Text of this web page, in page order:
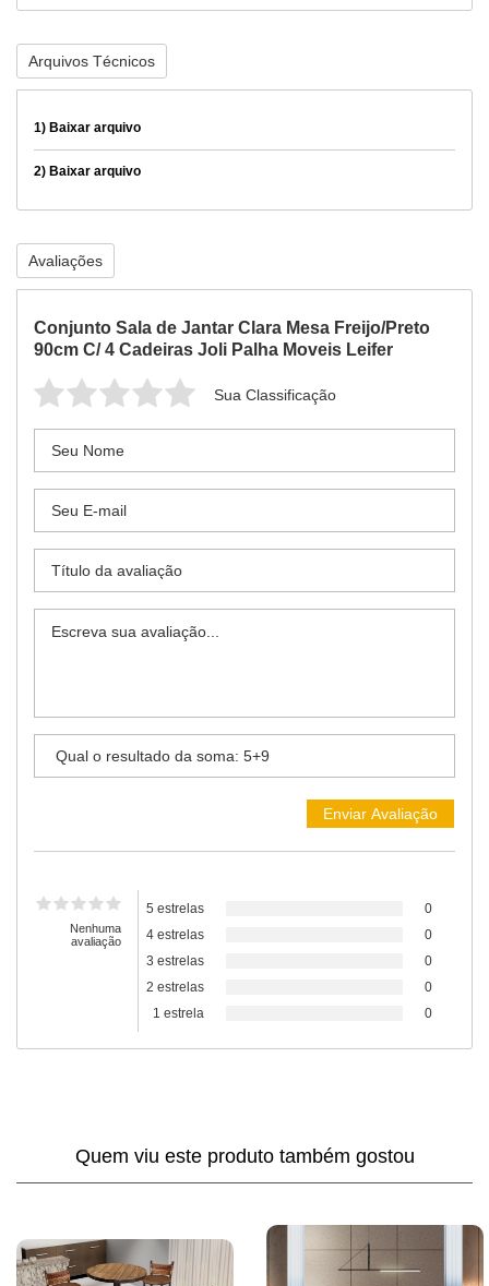
Arquivos Técnicos
1) Baixar arquivo
2) Baixar arquivo
Avaliações
Conjunto Sala de Jantar Clara Mesa Freijo/Preto
90cm C/ 4 Cadeiras Joli Palha Moveis Leifer
Sua Classificação
Nenhuma
avaliação
5 estrelas
0
4 estrelas
0
3 estrelas
0
2 estrelas
0
1 estrela
0
Quem viu este produto também gostou